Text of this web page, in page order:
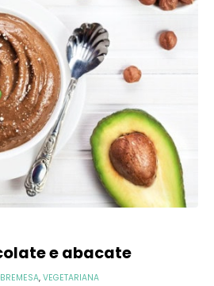
e abacate
, VEGETARIANA